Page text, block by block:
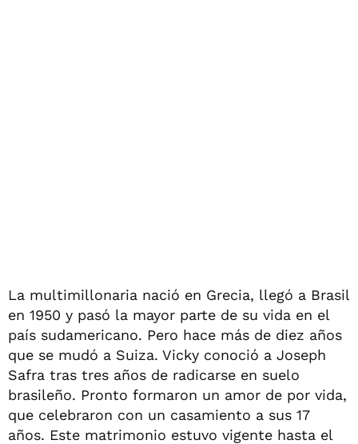
La multimillonaria nació en Grecia, llegó a Brasil
en 1950 y pasó la mayor parte de su vida en el
país sudamericano. Pero hace más de diez años
que se mudó a Suiza. Vicky conoció a Joseph
Safra tras tres años de radicarse en suelo
brasileño. Pronto formaron un amor de por vida,
que celebraron con un casamiento a sus 17
años. Este matrimonio estuvo vigente hasta el